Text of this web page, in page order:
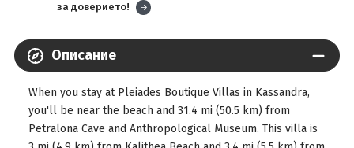
за доверието!
Описание
When you stay at Pleiades Boutique Villas in Kassandra,
you'll be near the beach and 31.4 mi (50.5 km) from
Petralona Cave and Anthropological Museum. This villa is